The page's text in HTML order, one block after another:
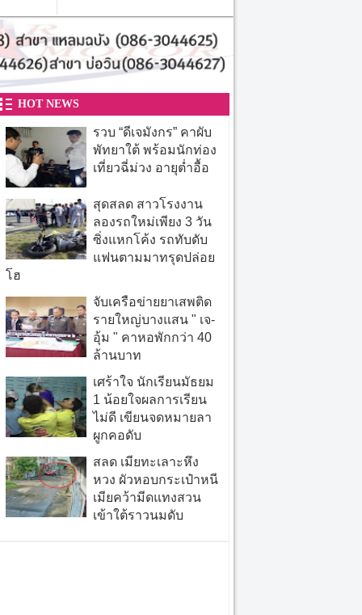
HOT NEWS
รวบ “ดีเจมังกร” คาผับ
พัทยาใต้ พร้อมนักท่อง
เที่ยวฉี่ม่วง อายุต่ำอื้อ
สุดสลด สาวโรงงาน
ลองรถใหม่เพียง 3 วัน
ซิ่งแหกโค้ง รถทับดับ
แฟนตามมาทรุดปล่อย
โฮ
จับเครือข่ายยาเสพติด
รายใหญ่บางแสน " เจ-
อุ้ม " คาหอพักกว่า 40
ล้านบาท
เศร้าใจ นักเรียนมัธยม
1 น้อยใจผลการเรียน
ไม่ดี เขียนจดหมายลา
ผูกคอดับ
สลด เมียทะเลาะหึง
หวง ผัวหอบกระเป๋าหนี
เมียคว้ามีดแทงสวน
เข้าใต้ราวนมดับ